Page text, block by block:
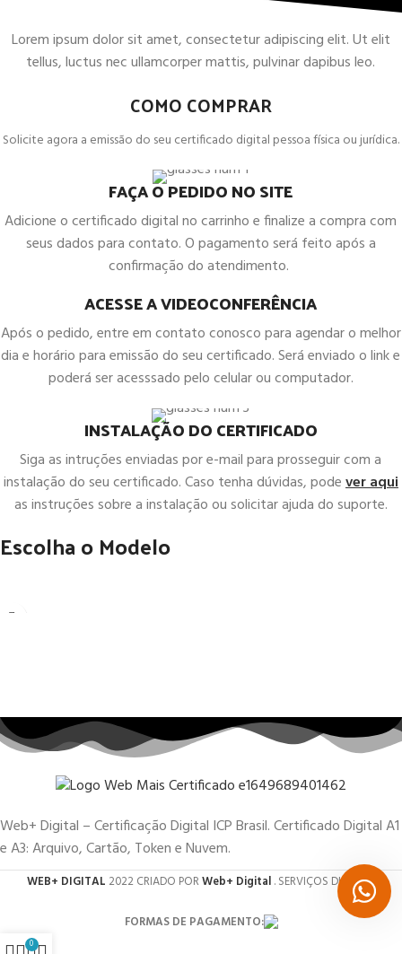
Lorem ipsum dolor sit amet, consectetur adipiscing elit. Ut elit
tellus, luctus nec ullamcorper mattis, pulvinar dapibus leo.
COMO COMPRAR
Solicite agora a emissão do seu certificado digital pessoa física ou jurídica.
FAÇA O PEDIDO NO SITE
Adicione o certificado digital no carrinho e finalize a compra com
seus dados para contato. O pagamento será feito após a
confirmação do atendimento.
ACESSE A VIDEOCONFERÊNCIA
Após o pedido, entre em contato conosco para agendar o melhor
dia e horário para emissão do seu certificado. Será enviado o link e
poderá ser acesssado pelo celular ou computador.
INSTALAÇÃO DO CERTIFICADO
Siga as intruções enviadas por e-mail para prosseguir com a
instalação do seu certificado. Caso tenha dúvidas, podever aqui
as instruções sobre a instalação ou solicitar ajuda do suporte.
Escolha o Modelo
Web+ Digital – Certificação Digital ICP Brasil. Certificado Digital A1
e A3: Arquivo, Cartão, Token e Nuvem.
WEB+ DIGITAL 2022 CRIADO PORWeb+ Digital. SERVIÇOS DIGITAIS.
FORMAS DE PAGAMENTO:
0